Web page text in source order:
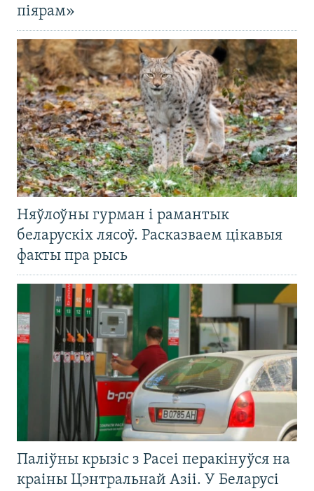
піярам»
Няўлоўны гурман і рамантык
беларускіх лясоў. Расказваем цікавыя
факты пра рысь
Паліўны крызіс з Расеі перакінуўся на
краіны Цэнтральнай Азіі. У Беларусі